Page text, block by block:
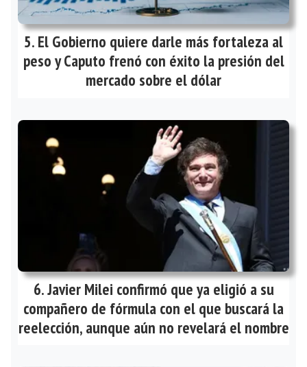
El Gobierno quiere darle más fortaleza al
peso y Caputo frenó con éxito la presión del
mercado sobre el dólar
Javier Milei confirmó que ya eligió a su
compañero de fórmula con el que buscará la
reelección, aunque aún no revelará el nombre